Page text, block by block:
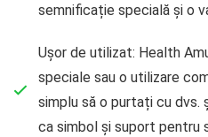
semnificație specială și o
Ușor de utilizat: Health
speciale sau o utilizare
simplu să o purtați cu dvs.
ca simbol și suport pentru